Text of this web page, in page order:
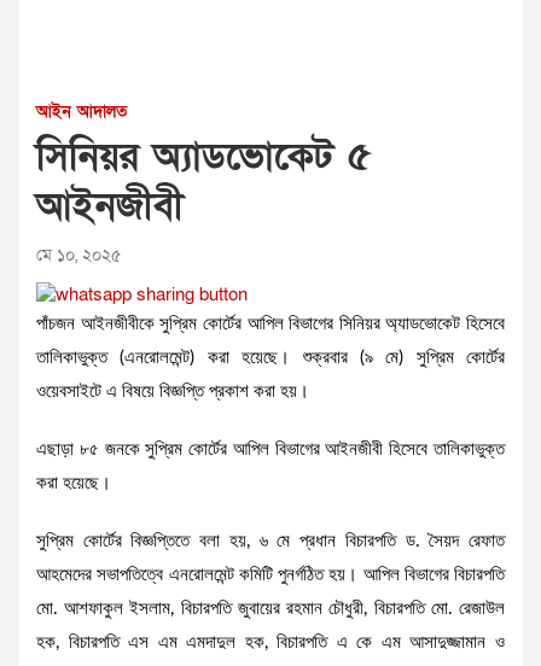
আইন আদালত
সিনিয়র অ্যাডভোকেট ৫
আইনজীবী
মে ১০, ২০২৫
পাঁচজন আইনজীবীকে সুপ্রিম কোর্টের আপিল বিভাগের সিনিয়র অ্যাডভোকেট হিসেবে
তালিকাভুক্ত (এনরোলমেন্ট) করা হয়েছে। শুক্রবার (৯ মে) সুপ্রিম কোর্টের
ওয়েবসাইটে এ বিষয়ে বিজ্ঞপ্তি প্রকাশ করা হয়।
এছাড়া ৮৫ জনকে সুপ্রিম কোর্টের আপিল বিভাগের আইনজীবী হিসেবে তালিকাভুক্ত
করা হয়েছে।
সুপ্রিম কোর্টের বিজ্ঞপ্তিতে বলা হয়, ৬ মে প্রধান বিচারপতি ড. সৈয়দ রেফাত
আহমেদের সভাপতিত্বে এনরোলমেন্ট কমিটি পুনর্গঠিত হয়। আপিল বিভাগের বিচারপতি
মো. আশফাকুল ইসলাম, বিচারপতি জুবায়ের রহমান চৌধুরী, বিচারপতি মো. রেজাউল
হক, বিচারপতি এস এম এমদাদুল হক, বিচারপতি এ কে এম আসাদুজ্জামান ও